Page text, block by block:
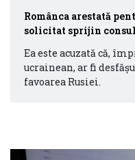
Românca arestată
solicitat sprijin
Ea este acuzată că,
ucrainean, ar fi
favoarea Rusiei.